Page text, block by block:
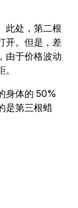
此处，第二根
开。但是，差
由于价格波动
身体的 50%
是第三根蜡